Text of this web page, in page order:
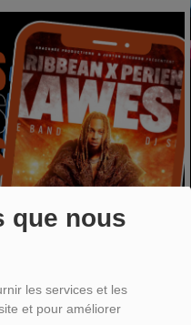
que nous
les services et les
et pour améliorer